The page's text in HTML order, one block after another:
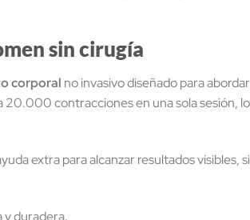
sin cirugía
corporal no invasivo diseñado para
contracciones en una sola sesión,
extra para alcanzar resultados visibles,
y duradera.